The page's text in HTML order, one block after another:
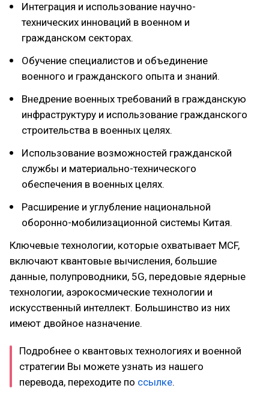
Интеграция и использование научно-
технических инноваций в военном и
гражданском секторах.
Обучение специалистов и объединение
военного и гражданского опыта и знаний.
Внедрение военных требований в гражданскую
инфраструктуру и использование гражданского
строительства в военных целях.
Использование возможностей гражданской
службы и материально-технического
обеспечения в военных целях.
Расширение и углубление национальной
оборонно-мобилизационной системы Китая.
Ключевые технологии, которые охватывает MCF,
включают квантовые вычисления, большие
данные, полупроводники, 5G, передовые ядерные
технологии, аэрокосмические технологии и
искусственный интеллект. Большинство из них
имеют двойное назначение.
Подробнее о квантовых технологиях и военной
стратегии Вы можете узнать из нашего
перевода, переходите по ссылке.